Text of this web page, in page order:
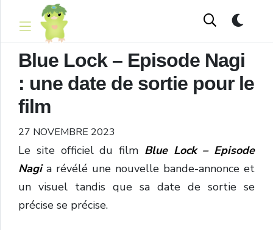
Blue Lock – Episode Nagi
: une date de sortie pour le
film
27 NOVEMBRE 2023
Le site officiel du film Blue Lock – Episode
Nagia révélé une nouvelle bande-annonce et
un visuel tandis que sa date de sortie se
précise se précise.